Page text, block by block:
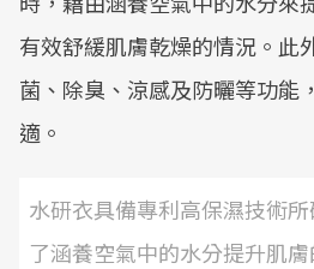
有效舒緩肌膚乾燥的情況。此
菌、除臭、涼感及防曬等功能
適。
水研衣具備專利高保濕技術
了涵養空氣中的水分提升肌